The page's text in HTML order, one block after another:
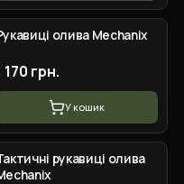
+4вар.
олива Mechanix
170 грн.
У кошик
рукавиці олива